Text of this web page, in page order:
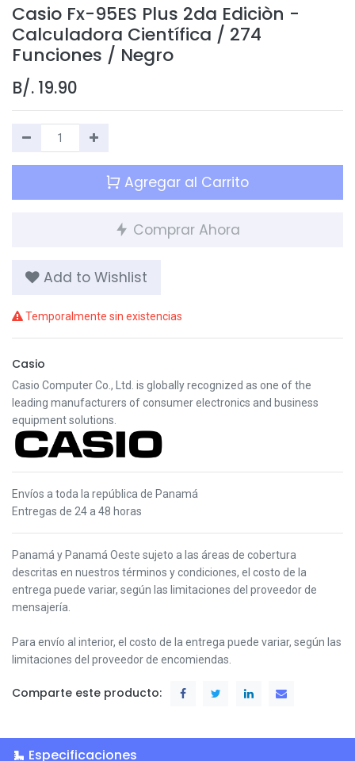
Casio Fx-95ES Plus 2da Ediciòn -
Calculadora Científica / 274
Funciones / Negro
B/. 19.90
Agregar al Carrito
Comprar Ahora
Add to Wishlist
Temporalmente sin existencias
Casio
Casio Computer Co., Ltd. is globally recognized as one of the
leading manufacturers of consumer electronics and business
equipment solutions.
Envíos a toda la república de Panamá
Entregas de 24 a 48 horas
Panamá y Panamá Oeste sujeto a las áreas de cobertura
descritas en nuestros términos y condiciones, el costo de la
entrega puede variar, según las limitaciones del proveedor de
mensajería.
Para envío al interior, el costo de la entrega puede variar, según las
limitaciones del proveedor de encomiendas.
Comparte este producto:
Especificaciones